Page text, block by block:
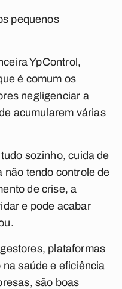
pequenos
YpControl,
é comum os
negligenciar a
acumularem várias
sozinho, cuida de
não tendo controle de
de crise, a
e pode acabar
plataformas
saúde e eficiência
são boas